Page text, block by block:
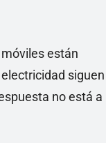
están
siguen
no está a